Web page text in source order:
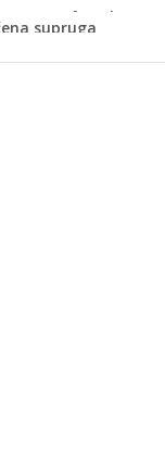
(rođ. Blažević)
(Refik) ŠEFIK
za, a koje
Srbija i